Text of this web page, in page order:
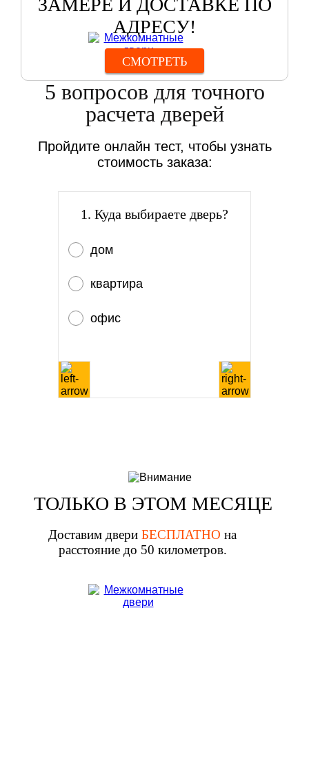
ЗАМЕРЕ И ДОСТАВКЕ ПО
АДРЕСУ!
СМОТРЕТЬ
5 вопросов для точного
расчета дверей
Пройдите онлайн тест, чтобы узнать
стоимость заказа:
1. Куда выбираете дверь?
дом
квартира
офис
ТОЛЬКО В ЭТОМ МЕСЯЦЕ
Доставим двери БЕСПЛАТНО на
расстояние до 50 километров.